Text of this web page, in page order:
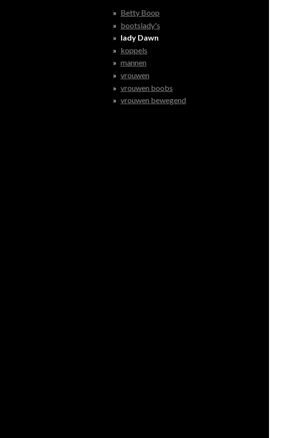
Betty Boop
bootslady's
lady Dawn
koppels
mannen
vrouwen
vrouwen boobs
vrouwen bewegend